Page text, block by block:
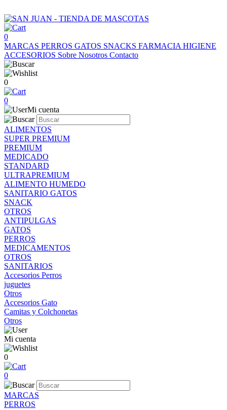
0
MARCAS PERROS GATOS SNACKS FARMACIA HIGIENE
ACCESORIOS Sobre Nosotros Contacto
0
0
Mi cuenta
ALIMENTOS
SUPER PREMIUM
PREMIUM
MEDICADO
STANDARD
ULTRAPREMIUM
ALIMENTO HUMEDO
SANITARIO GATOS
SNACK
OTROS
ANTIPULGAS
GATOS
PERROS
MEDICAMENTOS
OTROS
SANITARIOS
Accesorios Perros
juguetes
Otros
Accesorios Gato
Camitas y Colchonetas
Otros
Mi cuenta
0
0
MARCAS
PERROS